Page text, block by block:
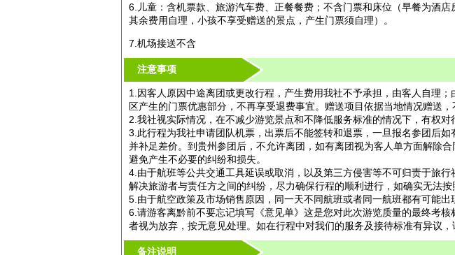
6.儿童：含机票款、旅游汽车费、正餐餐费；不含门票和床位（早餐为酒
其余费用自理，小孩不享受赠送的景点，产生门票须自理）。
7.机场接送不含
注意事项
1.因客人原因中途离团或更改行程，产生费用我社不予承担，由客人自理
区产生的门票优惠部分，不再享受退费事宜。赠送项目依据当地情况赠送，
2.我社视实际情况，在不减少游览景点和不降低服务标准的情况下，有权对
3.此行程为我社申请团队机票，出票后不能签转和退票，一旦报名参团后
并补足差价。到贵州参团后，不允许离团，如有离团视为客人单方面解除
避免产生不必要的纠纷和损失。
4.由于航班等公共交通工具延误或取消，以及第三方侵害等不可归责于旅
解决旅游者与责任方之间的纠纷，尽力确保行程的顺利进行，如确实无法
5.由于航空政策及市场销售原因，同一天不同航班或者同一航班都有可能
6.请游客离黔前不要忘记填写《意见单》这是您对此次游览质量的最终考
者视为放弃，按无意见处理。如在行程中对我们的服务及接待标准有异议
备注说明